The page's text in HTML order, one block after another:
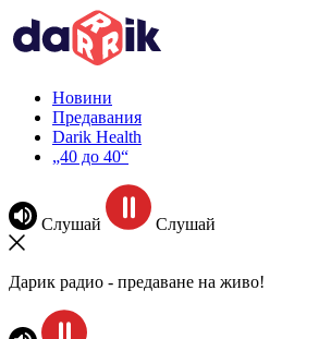
Новини
Предавания
Darik Health
„40 до 40“
Слушай Слушай
Дарик радио - предаване на живо!